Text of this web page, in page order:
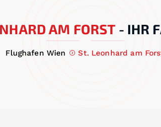
AM FORST - IHR
Flughafen Wien St. Leonhard am